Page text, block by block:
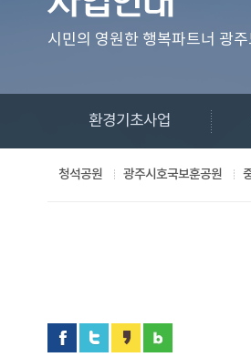
시민의 영원한 행복파트너 광
환경기초사업
청석공원 광주시호국보훈공원